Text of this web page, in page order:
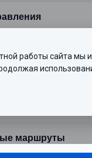
маршруты
работы сайта мы